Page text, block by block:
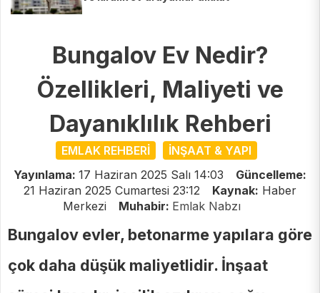
Bungalov Ev Nedir?
Özellikleri, Maliyeti ve
Dayanıklılık Rehberi
EMLAK REHBERİ
İNŞAAT & YAPI
Yayınlama: 17 Haziran 2025 Salı 14:03
Güncelleme:
21 Haziran 2025 Cumartesi 23:12
Kaynak: Haber
Merkezi
Muhabir: Emlak Nabzı
Bungalov evler, betonarme yapılara göre
çok daha düşük maliyetlidir. İnşaat